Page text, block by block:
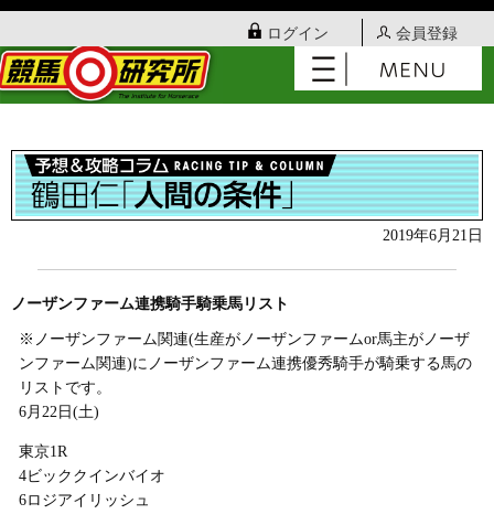
ログイン 会員登録
2019年6月21日
ノーザンファーム連携騎手騎乗馬リスト
※ノーザンファーム関連(生産がノーザンファームor馬主がノーザ
ンファーム関連)にノーザンファーム連携優秀騎手が騎乗する馬の
リストです。
6月22日(土)
東京1R
4ビッククインバイオ
6ロジアイリッシュ